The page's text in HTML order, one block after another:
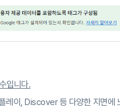
입니다.
레이, Discover 등 다양한 지면에